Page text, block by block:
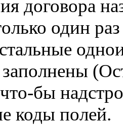
договора
один
бы
коды полей.